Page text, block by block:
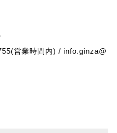
営業時間内) / info.ginza@